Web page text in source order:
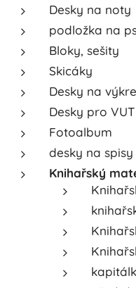
Desky na noty
podložka na
Bloky, sešity
Skicáky
Desky na
Desky pro
Fotoalbum
desky na spisy
Knihařský